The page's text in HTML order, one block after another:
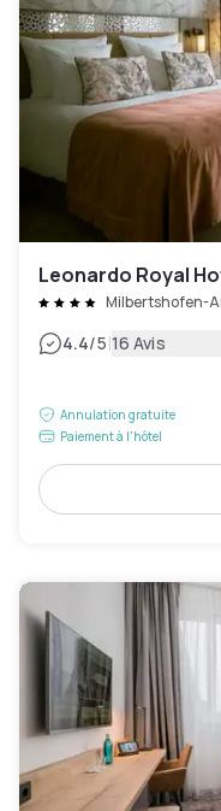
Leonardo Royal
Milbertshofen-
4.4/5|16 Avis
Annulation gratuite
Paiement à l'hôtel